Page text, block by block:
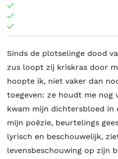
Sinds de plotselinge dood
zus loopt zij kriskras door
hoopte ik, niet vaker dan
toegeven: ze houdt me nog
kwam mijn dichtersbloed in
mijn poëzie, beurtelings
lyrisch en beschouwelijk,
levensbeschouwing op zijn